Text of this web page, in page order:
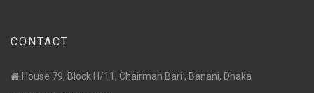
CONTACT
House 79, Block H/11, Chairman Bari , Banani, Dhaka